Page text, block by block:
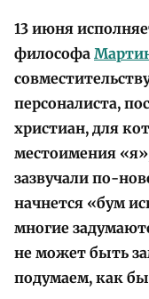
13 июня
философа
персоналиста,
христиан, для
местоимения
зазвучали по-
начнется «бум
многие
не может быть
подумаем, как